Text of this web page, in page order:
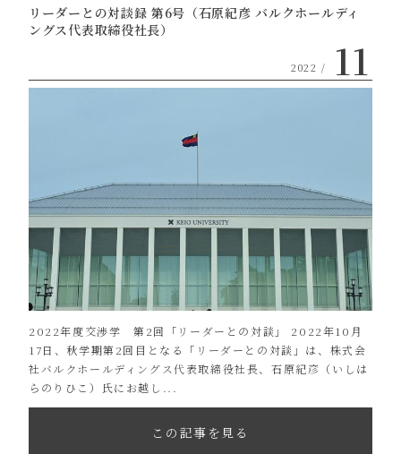
リーダーとの対談録 第6号（石原紀彦 バルクホールディ
ングス代表取締役社長）
2022 / 11
2022年度交渉学 第2回「リーダーとの対談」 2022年10月
17日、秋学期第2回目となる「リーダーとの対談」は、株式会
社バルクホールディングス代表取締役社長、石原紀彦（いしは
らのりひこ）氏にお越し...
この記事を見る